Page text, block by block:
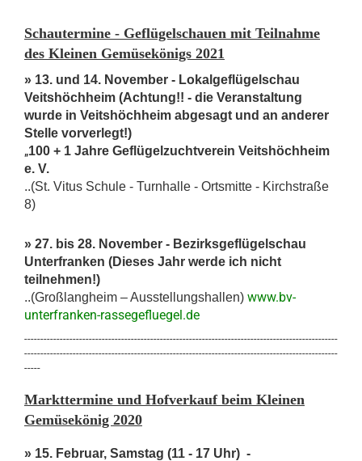
Schautermine - Geflügelschauen mit Teilnahme
des Kleinen Gemüsekönigs 2021
» 13. und 14. November - Lokalgeflügelschau
Veitshöchheim (Achtung!! - die Veranstaltung
wurde in Veitshöchheim abgesagt und an anderer
Stelle vorverlegt!)
„100 + 1 Jahre Geflügelzuchtverein Veitshöchheim
e. V.
..(St. Vitus Schule - Turnhalle - Ortsmitte - Kirchstraße
8)
» 27. bis 28. November - Bezirksgeflügelschau
Unterfranken (Dieses Jahr werde ich nicht
teilnehmen!)
..(Großlangheim – Ausstellungshallen) www.bv-
unterfranken-rassegefluegel.de
-------------------------------------------------------------------------------------------------
-------------------------------------------------------------------------------------------------
-----
Markttermine und Hofverkauf beim Kleinen
Gemüsekönig 2020
» 15. Februar, Samstag (11 - 17 Uhr) -